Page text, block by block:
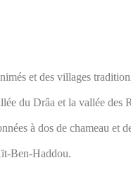
et des villages
du Drâa et la vallée des
à dos de chameau et
Ben-Haddou.